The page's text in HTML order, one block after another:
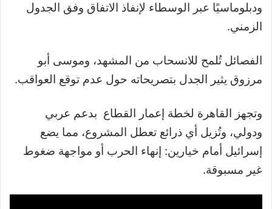
ودبلوماسيًا عبر الوسطاء لإنفاذ الاتفاق وفق الجدول
الزمني.
الفصائل تُلمح للانسحاب من المشهد، وموسى أبو
مرزوق يثير الجدل بتصريحاته حول عدم توقع العواقب.
وتجهز القاهرة لخطة إعمار القطاع بدعم عربي
ودولي، وتُزيل أي ذرائع تعطل المشروع، مما يضع
إسرائيل أمام خيارين: إنهاء الحرب أو مواجهة ضغوط
غير مسبوقة.